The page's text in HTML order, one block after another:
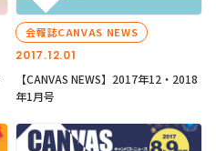
2017.12.01
会報誌CANVAS NEWS
【CANVAS NEWS】2017年12・2018
年1月号